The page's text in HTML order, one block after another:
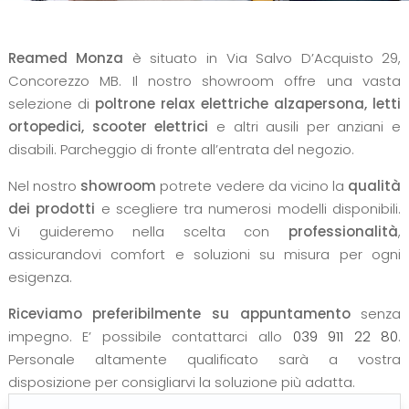
Reamed Monza è situato in Via Salvo D’Acquisto 29,
Concorezzo MB. Il nostro showroom offre una vasta
selezione di poltrone relax elettriche alzapersona, letti
ortopedici, scooter elettrici e altri ausili per anziani e
disabili. Parcheggio di fronte all’entrata del negozio.
Nel nostro showroom potrete vedere da vicino la qualità
dei prodotti e scegliere tra numerosi modelli disponibili.
Vi guideremo nella scelta con professionalità,
assicurandovi comfort e soluzioni su misura per ogni
esigenza.
Riceviamo preferibilmente su appuntamentosenza
impegno. E’ possibile contattarci allo 039 911 22 80.
Personale altamente qualificato sarà a vostra
disposizione per consigliarvi la soluzione più adatta.